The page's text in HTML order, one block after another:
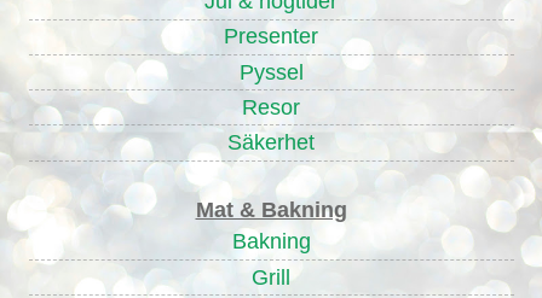
Presenter
Pyssel
Resor
Säkerhet
Mat & Bakning
Bakning
Grill